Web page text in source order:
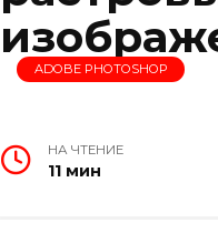
ADOBE PHOTOSHOP
НА ЧТЕНИЕ
11 мин